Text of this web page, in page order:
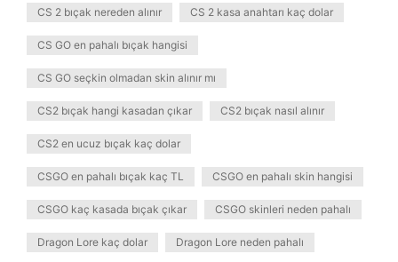
CS 2 bıçak nereden alınır CS 2 kasa anahtarı kaç dolar
CS GO en pahalı bıçak hangisi
CS GO seçkin olmadan skin alınır mı
CS2 bıçak hangi kasadan çıkar CS2 bıçak nasıl alınır
CS2 en ucuz bıçak kaç dolar
CSGO en pahalı bıçak kaç TL CSGO en pahalı skin hangisi
CSGO kaç kasada bıçak çıkar CSGO skinleri neden pahalı
Dragon Lore kaç dolar Dragon Lore neden pahalı